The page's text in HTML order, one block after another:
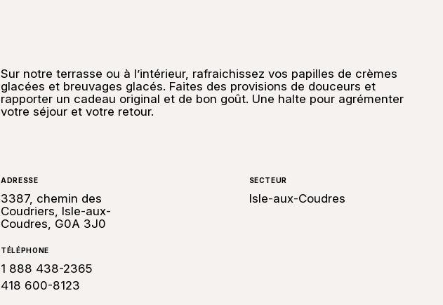
Sur notre terrasse ou à l’intérieur, rafraichissez vos papilles de crèmes
glacées et breuvages glacés. Faites des provisions de douceurs et
rapporter un cadeau original et de bon goût. Une halte pour agrémenter
votre séjour et votre retour.
ADRESSE
3387, chemin des
Coudriers, Isle-aux-
Coudres, G0A 3J0
SECTEUR
Isle-aux-Coudres
TÉLÉPHONE
1 888 438-2365
418 600-8123